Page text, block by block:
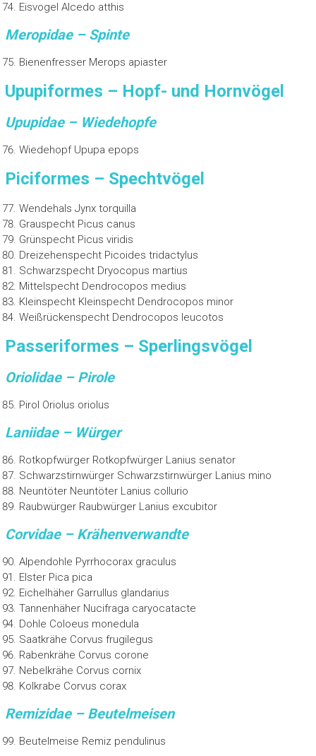
Eisvogel Alcedo atthis
Meropidae – Spinte
Bienenfresser Merops apiaster
Upupiformes – Hopf- und Hornvögel
Upupidae – Wiedehopfe
Wiedehopf Upupa epops
Piciformes – Spechtvögel
Wendehals Jynx torquilla
Grauspecht Picus canus
Grünspecht Picus viridis
Dreizehenspecht Picoides tridactylus
Schwarzspecht Dryocopus martius
Mittelspecht Dendrocopos medius
Kleinspecht Kleinspecht Dendrocopos minor
Weißrückenspecht Dendrocopos leucotos
Passeriformes – Sperlingsvögel
Oriolidae – Pirole
Pirol Oriolus oriolus
Laniidae – Würger
Rotkopfwürger Rotkopfwürger Lanius senator
Schwarzstirnwürger Schwarzstirnwürger Lanius mino
Neuntöter Neuntöter Lanius collurio
Raubwürger Raubwürger Lanius excubitor
Corvidae – Krähenverwandte
Alpendohle Pyrrhocorax graculus
Elster Pica pica
Eichelhäher Garrullus glandarius
Tannenhäher Nucifraga caryocatacte
Dohle Coloeus monedula
Saatkrähe Corvus frugilegus
Rabenkrähe Corvus corone
Nebelkrähe Corvus cornix
Kolkrabe Corvus corax
Remizidae – Beutelmeisen
Beutelmeise Remiz pendulinus